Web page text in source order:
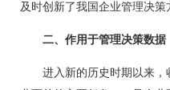
及时创新了我国企业管理决策
二、作用于管理决策数据
进入新的历史时期以来，